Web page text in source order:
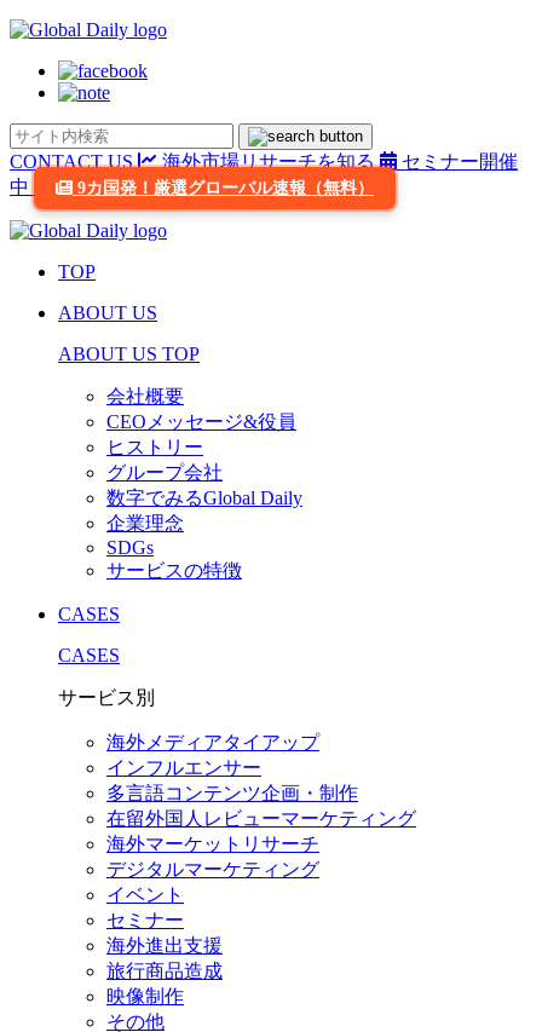
CONTACT US 海外市場リサーチを知る
セミナー開催
中
9カ国発！厳選グローバル速報（無料）
TOP
ABOUT US
ABOUT US TOP
会社概要
CEOメッセージ&役員
ヒストリー
グループ会社
数字でみるGlobal Daily
企業理念
SDGs
サービスの特徴
CASES
CASES
サービス別
海外メディアタイアップ
インフルエンサー
多言語コンテンツ企画・制作
在留外国⼈レビューマーケティング
海外マーケットリサーチ
デジタルマーケティング
イベント
セミナー
海外進出支援
旅行商品造成
映像制作
その他